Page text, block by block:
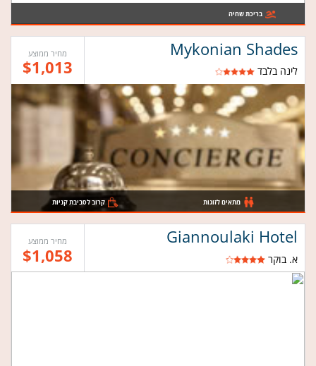
בריכת שחיה
Mykonian Shades
לינה בלבד
מחיר ממוצע
$1,013
מתאים לזוגות קרוב לסביבת קניות
Giannoulaki Hotel
א. בוקר
מחיר ממוצע
$1,058